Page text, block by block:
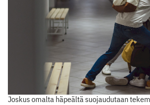
Joskus omalta häpeältä suojaudutaan